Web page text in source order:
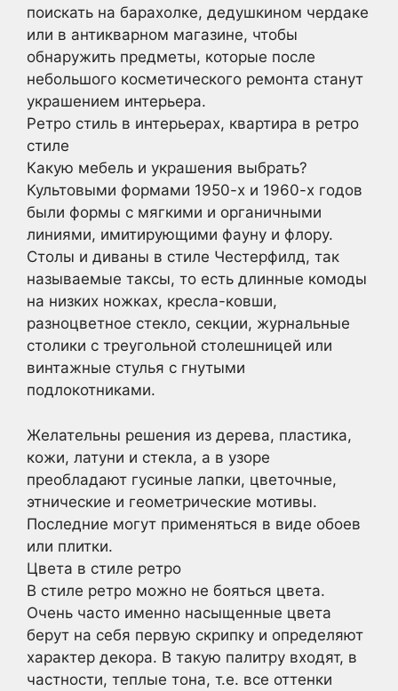
поискать на барахолке, дедушкином чердаке
или в антикварном магазине, чтобы
обнаружить предметы, которые после
небольшого косметического ремонта станут
украшением интерьера.
Ретро стиль в интерьерах, квартира в ретро
стиле
Какую мебель и украшения выбрать?
Культовыми формами 1950-х и 1960-х годов
были формы с мягкими и органичными
линиями, имитирующими фауну и флору.
Столы и диваны в стиле Честерфилд, так
называемые таксы, то есть длинные комоды
на низких ножках, кресла-ковши,
разноцветное стекло, секции, журнальные
столики с треугольной столешницей или
винтажные стулья с гнутыми
подлокотниками.
Желательны решения из дерева, пластика,
кожи, латуни и стекла, а в узоре
преобладают гусиные лапки, цветочные,
этнические и геометрические мотивы.
Последние могут применяться в виде обоев
или плитки.
Цвета в стиле ретро
В стиле ретро можно не бояться цвета.
Очень часто именно насыщенные цвета
берут на себя первую скрипку и определяют
характер декора. В такую ​​палитру входят, в
частности, теплые тона, т.е. все оттенки